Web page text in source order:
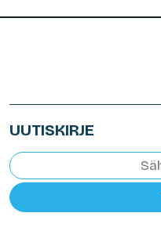
UUTISKIRJE